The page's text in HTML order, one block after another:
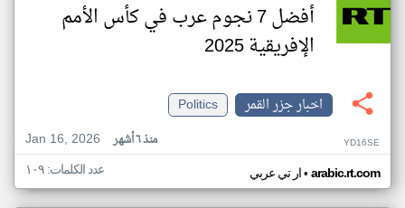
أفضل 7 نجوم عرب في كأس الأمم
الإفريقية 2025
اخبار جزر القمر
Politics
Jan 16, 2026
منذ ٦ أشهر YD16SE
ار تي عربي• arabic.rt.com عدد الكلمات: ١٠٩